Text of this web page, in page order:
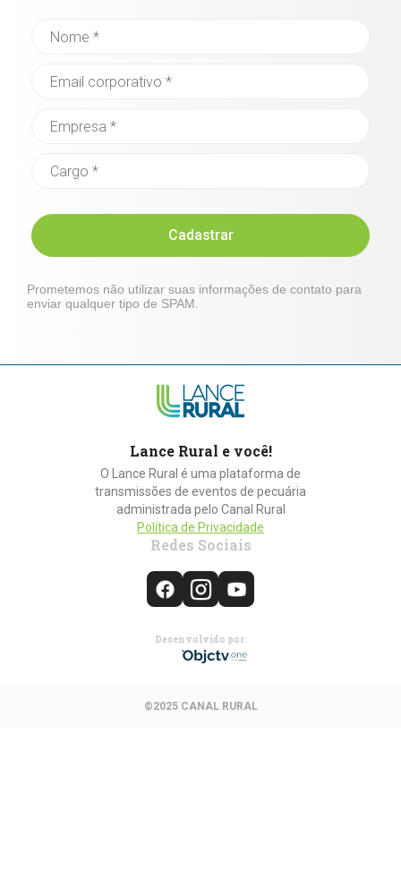
Cadastrar
Prometemos não utilizar suas informações de contato para
enviar qualquer tipo de SPAM.
Lance Rural e você!
O Lance Rural é uma plataforma de
transmissões de eventos de pecuária
administrada pelo Canal Rural
Política de Privacidade
Redes Sociais
Desenvolvido por:
©2025 CANAL RURAL